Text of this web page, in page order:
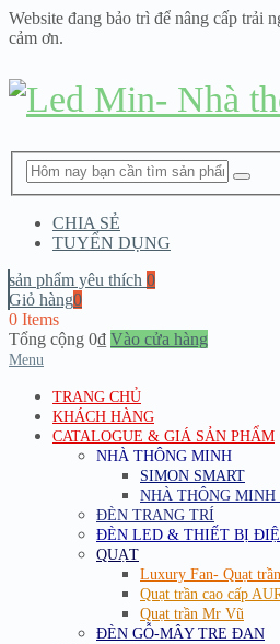
Website đang bảo trì để nâng cấp trải
cảm ơn.
CHIA SẺ
TUYỂN DỤNG
sản phẩm yêu thích 0
Giỏ hàng0
0 Items
Tổng cộng 0₫ Vào cửa hàng
Menu
TRANG CHỦ
KHÁCH HÀNG
CATALOGUE & GIÁ SẢN PHẨM
NHÀ THÔNG MINH
SIMON SMART
NHÀ THÔNG MINH
ĐÈN TRANG TRÍ
ĐÈN LED & THIẾT BỊ
QUẠT
Luxury Fan- Quạt
Quạt trần cao cấp
Quạt trần Mr Vũ
ĐÈN GỖ-MÂY TRE ĐAN